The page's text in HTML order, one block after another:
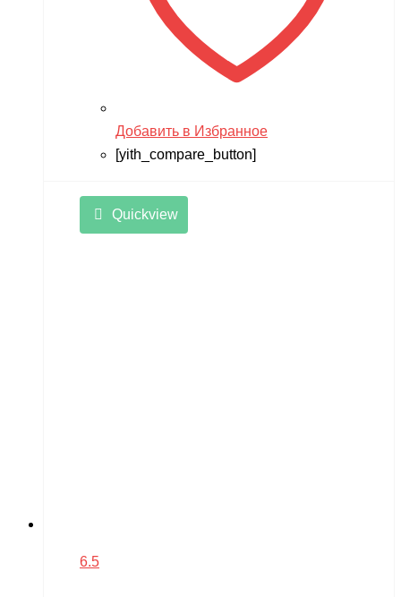
Добавить в Избранное
[yith_compare_button]
Quickview
6.5